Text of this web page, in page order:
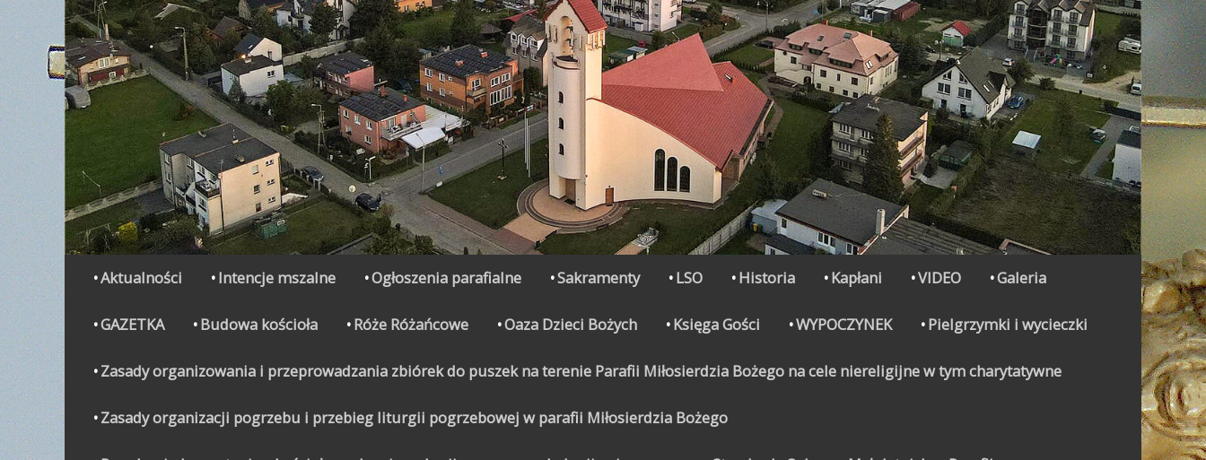
Secondary Menu
Aktualności Intencje mszalne Ogłoszenia parafialne Sakramenty LSO Historia Kapłani VIDEO Galeria
GAZETKA Budowa kościoła Róże Różańcowe Oaza Dzieci Bożych Księga Gości WYPOCZYNEK Pielgrzymki i wycieczki
Zasady organizowania i przeprowadzania zbiórek do puszek na terenie Parafii Miłosierdzia Bożego na cele niereligijne w tym charytatywne
Zasady organizacji pogrzebu i przebieg liturgii pogrzebowej w parafii Miłosierdzia Bożego